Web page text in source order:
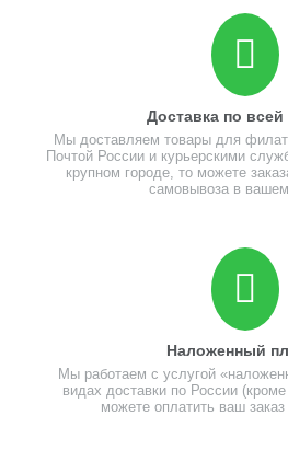
Доставка по
Мы доставляем товары для
Почтой России и курьерскими
крупном городе, то можете
самовывоза в
Наложенный
Мы работаем с услугой
видах доставки по России
можете оплатить ваш